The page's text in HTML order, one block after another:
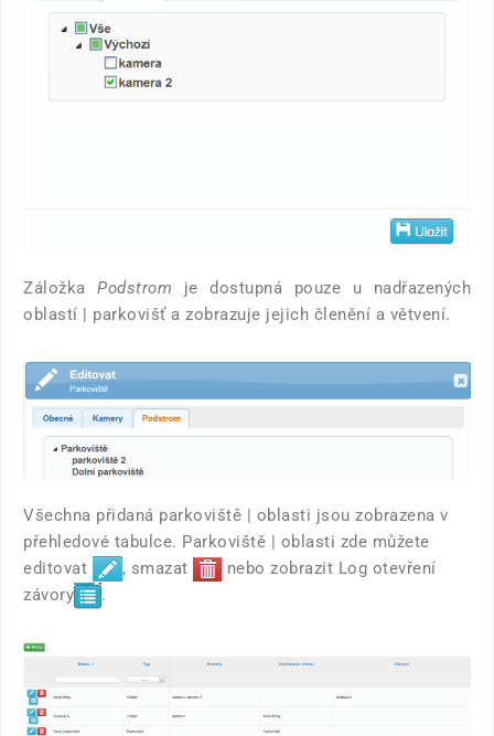
Záložka Podstrom je dostupná pouze u nadřazených
oblastí | parkovišť a zobrazuje jejich členění a větvení.
Všechna přidaná parkoviště | oblasti jsou zobrazena v
přehledové tabulce. Parkoviště | oblasti zde můžete
editovat
, smazat
nebo zobrazit Log otevření
závory
.